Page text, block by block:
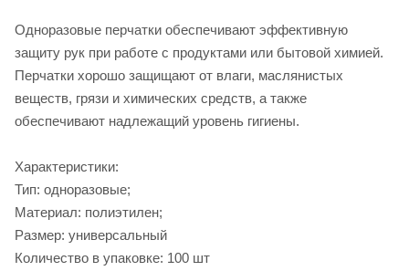
Одноразовые перчатки обеспечивают эффективную
защиту рук при работе с продуктами или бытовой химией.
Перчатки хорошо защищают от влаги, маслянистых
веществ, грязи и химических средств, а также
обеспечивают надлежащий уровень гигиены.
Характеристики:
Тип: одноразовые;
Материал: полиэтилен;
Размер: универсальный
Количество в упаковке: 100 шт